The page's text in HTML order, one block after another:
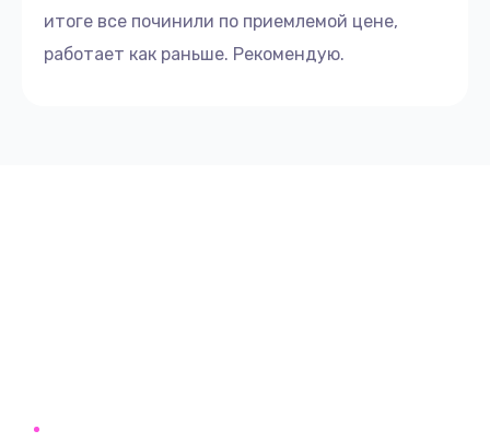
итоге все починили по приемлемой цене,
работает как раньше. Рекомендую.